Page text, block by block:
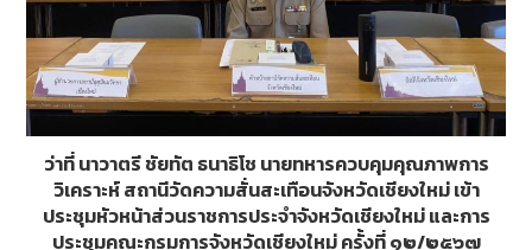
ว่าที่ นาวาตรี ชัยทัต ธนาธิโช นายทหารควบคุมคุณภาพการ
วิเคราะห์ สถานีวัดความสั่นสะเทือนจังหวัดเชียงใหม่ เข้า
ประชุมหัวหน้าส่วนราชการประจำจังหวัดเชียงใหม่ และการ
ประชุมคณะกรมการจังหวัดเชียงใหม่ ครั้งที่ ๑๒/๒๕๖๗